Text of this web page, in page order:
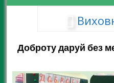
Доброту даруй без